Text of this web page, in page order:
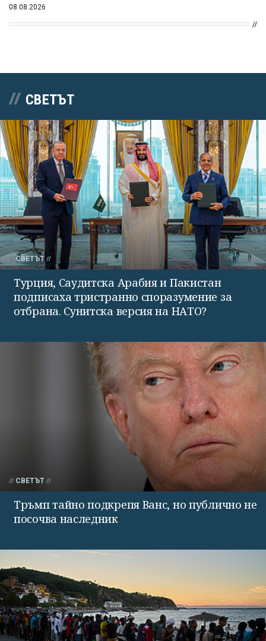
08.08.2026
СВЕТЪТ
СВЕТЪТ
Турция, Саудитска Арабия и Пакистан
подписаха тристранно споразумение за
отбрана. Сунитска версия на НАТО?
СВЕТЪТ
Тръмп тайно подкрепя Ванс, но публично не
посочва наследник